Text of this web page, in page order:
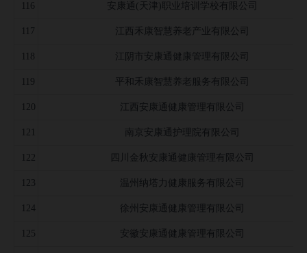
116 安康通(天津)职业培训学校有限公司
117 江西禾康智慧养老产业有限公司
118 江阴市安康通健康管理有限公司
119 平和禾康智慧养老服务有限公司
120 江西安康通健康管理有限公司
121 南京安康通护理院有限公司
122 四川金秋安康通健康管理有限公司
123 温州纳塔力健康服务有限公司
124 徐州安康通健康管理有限公司
125 安徽安康通健康管理有限公司